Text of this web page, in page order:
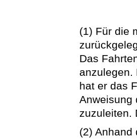
(1) Für die
Das
anzulegen.
hat er das
Anweisung
zuzuleiten.
(2) Anhand